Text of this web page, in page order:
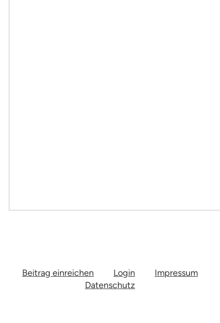
Beitrag einreichen Login
Impressum
Datenschutz